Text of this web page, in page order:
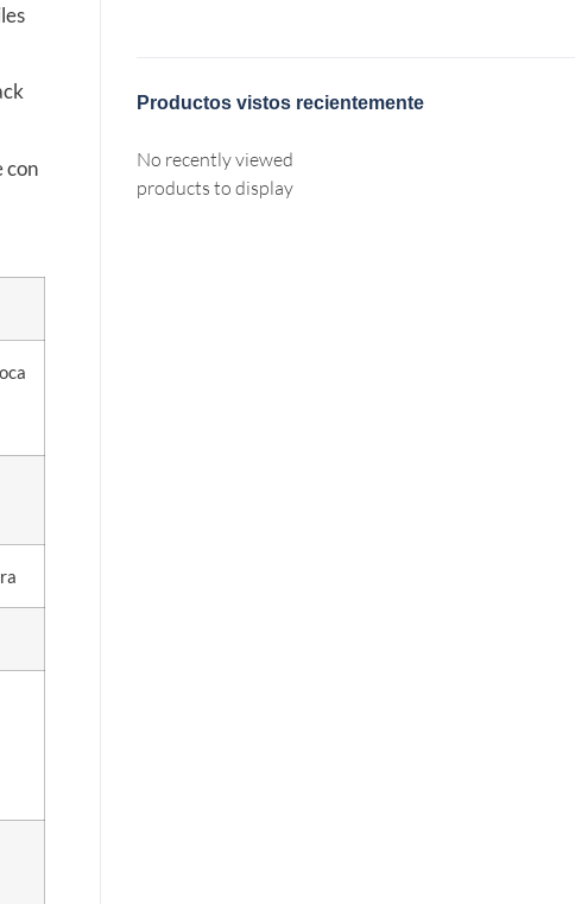
con
Productos vistos recientemente
No recently viewed
products to display